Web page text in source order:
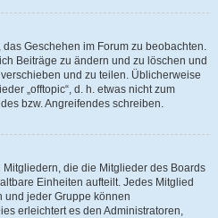
Geschehen im Forum zu beobachten.
Beiträge zu ändern und zu löschen und
und zu teilen. Üblicherweise
„offtopic“, d. h. etwas nicht zum
bzw. Angreifendes schreiben.
die die Mitglieder des Boards
Einheiten aufteilt. Jedes Mitglied
und jeder Gruppe können
erleichtert es den Administratoren,